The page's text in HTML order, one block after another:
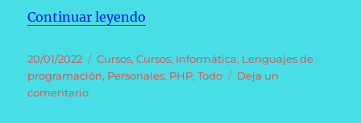
Continuar leyendo
Publicado
el
20/01/2022 Categorías
Cursos,Cursos, Informática, Lenguajes de
programación, Personales, PHP,Todo
Deja un
comentarioen